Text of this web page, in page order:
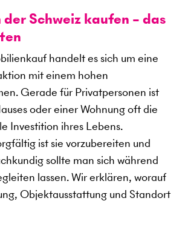
Schweiz kaufen – das
handelt es sich um eine
mit einem hohen
Gerade für Privatpersonen ist
oder einer Wohnung oft die
Investition ihres Lebens.
ist sie vorzubereiten und
sollte man sich während
lassen. Wir erklären, worauf
Objektausstattung und Standort